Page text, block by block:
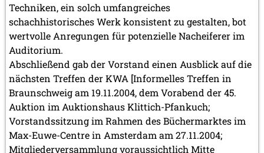
Techniken, ein solch umfangreiches
schachhistorisches Werk konsistent zu gestalten, bot
wertvolle Anregungen für potenzielle Nacheiferer im
Auditorium.
Abschließend gab der Vorstand einen Ausblick auf die
nächsten Treffen der KWA [Informelles Treffen in
Braunschweig am 19.11.2004, dem Vorabend der 45.
Auktion im Auktionshaus Klittich-Pfankuch;
Vorstandssitzung im Rahmen des Büchermarktes im
Max-Euwe-Centre in Amsterdam am 27.11.2004;
Mitgliederversammlung voraussichtlich Mitte